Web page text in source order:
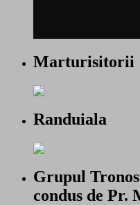
Marturisitorii
Randuiala
Grupul
condus de Pr.